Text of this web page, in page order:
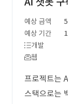
예상 금액
예상 기간
개발
웹
프로젝트는
스택으로는